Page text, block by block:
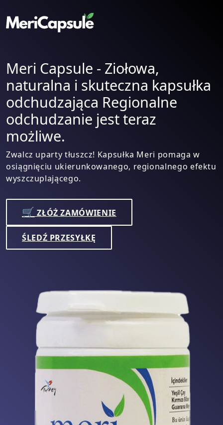
Meri Capsule - Ziołowa,
naturalna i skuteczna kapsułka
odchudzająca Regionalne
odchudzanie jest teraz
możliwe.
Zwalcz uparty tłuszcz! Kapsułka Meri pomaga w
osiągnięciu ukierunkowanego, regionalnego efektu
wyszczuplającego.
🛒 ZŁÓŻ ZAMÓWIENIE
ŚLEDŹ PRZESYŁKĘ